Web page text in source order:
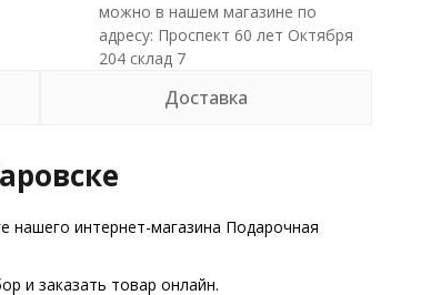
можно в нашем магазине по
адресу: Проспект 60 лет Октября
204 склад 7
Доставка
нашего интернет-магазина Подарочная
и заказать товар онлайн.